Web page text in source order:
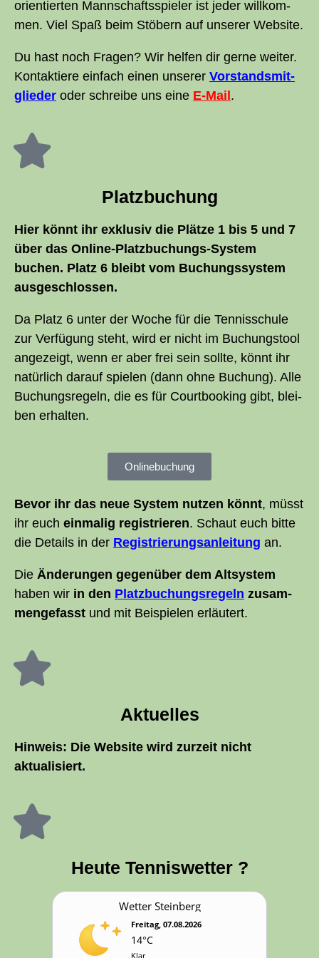
ori­en­tier­ten Mann­schafts­spie­ler ist jeder will­kom­
men. Viel Spaß beim Stö­bern auf unse­rer Website.
Du hast noch Fra­gen? Wir hel­fen dir ger­ne wei­ter.
Kon­tak­tie­re ein­fach einen unse­rer Vor­stands­mit­
glie­der oder schrei­be uns eine E‑Mail .
Platz­bu­chung
Hier könnt ihr exklu­siv die Plät­ze 1 bis 5 und 7
über das Online-Platz­bu­chungs-Sys­tem
buchen. Platz 6 bleibt vom Buchungs­sys­tem
ausgeschlossen.
Da Platz 6 unter der Woche für die Ten­nis­schu­le
zur Ver­fü­gung steht, wird er nicht im Buchungs­tool
ange­zeigt, wenn er aber frei sein soll­te, könnt ihr
natür­lich dar­auf spie­len (dann ohne Buchung). Alle
Buchungs­re­geln, die es für Court­boo­king gibt, blei­
ben erhalten.
Online­buchung
Bevor ihr das neue Sys­tem nut­zen könnt, müsst
ihr euch ein­ma­lig regis­trie­ren. Schaut euch bit­te
die Details in der Regis­trie­rungs­an­lei­tung an.
Die Ände­run­gen gegen­über dem Alt­sys­tem
haben wir in den Platz­bu­chungs­re­geln zusam­
men­ge­fasst und mit Bei­spie­len erläutert.
Aktu­el­les
Hin­weis: Die Web­site wird zur­zeit nicht
aktualisiert.
Heu­te Tenniswetter ?
Wet­ter Steinberg
Freitag, 07.08.2026
14°C
Klar